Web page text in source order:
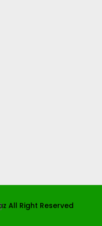
All Right Reserved